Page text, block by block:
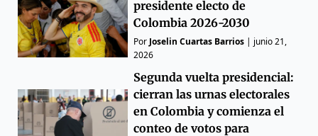
presidente electo de
Colombia 2026-2030
Por Joselin Cuartas Barrios | junio 21,
2026
Segunda vuelta presidencial:
cierran las urnas electorales
en Colombia y comienza el
conteo de votos para